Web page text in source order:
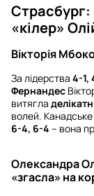
Страсбург:
«кілер»
Вікторія
За лідерства 4-1,
Фернандес
витягла
волей.
6-4, 6-4 – вона
Олександра
«згасла» на